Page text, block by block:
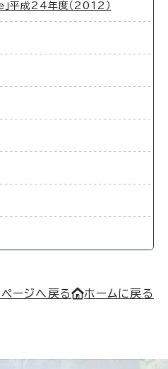
平成24年度（2012）
ージへ戻る ホームに戻る